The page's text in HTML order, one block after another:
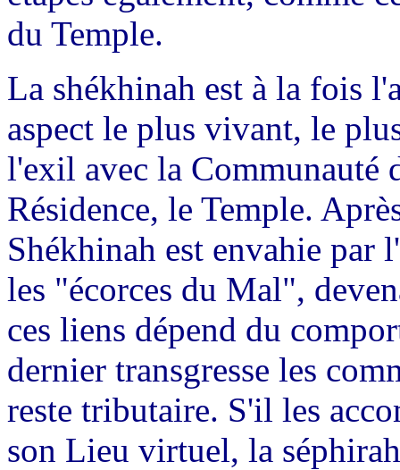
du Temple.
La shékhinah est à la fois
aspect le plus vivant, le
l'exil avec la Communauté
Résidence, le Temple.
Shékhinah est envahie par
les "écorces du Mal",
ces liens dépend du
dernier transgresse les
reste tributaire. S'il les
son Lieu virtuel, la